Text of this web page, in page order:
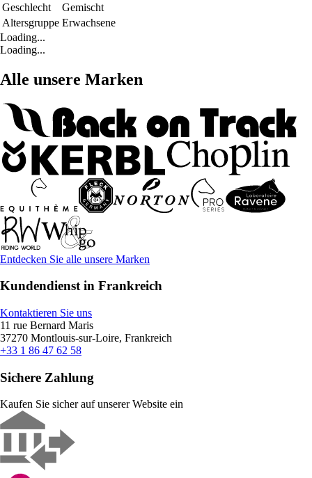
Geschlecht
Gemischt
Altersgruppe Erwachsene
Loading...
Loading...
Alle unsere Marken
Entdecken Sie alle unsere Marken
Kundendienst in Frankreich
Kontaktieren Sie uns
11 rue Bernard Maris
37270 Montlouis-sur-Loire, Frankreich
+33 1 86 47 62 58
Sichere Zahlung
Kaufen Sie sicher auf unserer Website ein